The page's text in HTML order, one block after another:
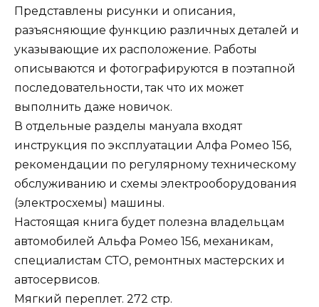
Представлены рисунки и описания,
разъясняющие функцию различных деталей и
указывающие их расположение. Работы
описываются и фотографируются в поэтапной
последовательности, так что их может
выполнить даже новичок.
В отдельные разделы мануала входят
инструкция по эксплуатации Алфа Ромео 156,
рекомендации по регулярному техническому
обслуживанию и схемы электрооборудования
(электросхемы) машины.
Настоящая книга будет полезна владельцам
автомобилей Альфа Ромео 156, механикам,
специалистам СТО, ремонтных мастерских и
автосервисов.
Мягкий переплет. 272 стр.